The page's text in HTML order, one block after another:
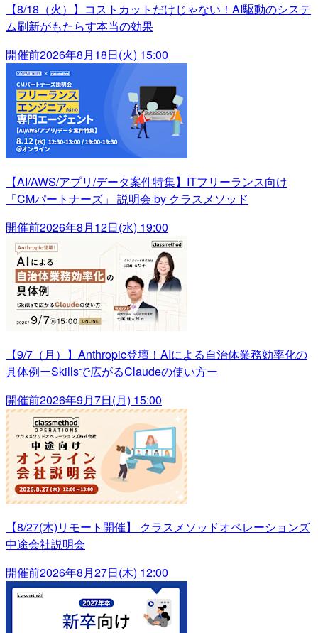
【8/18（火）】コストカットだけじゃない！AI駆動のシステ
ム刷新がもたらす本当の効果
開催前2026年8月18日(火) 15:00
【AI/AWS/アプリ/データ案件特集】ITフリーランス向け
「CMパートナーズ」 説明会 by クラスメソッド
開催前2026年8月12日(水) 19:00
【9/7（月）】Anthropic登壇！AIによる自治体業務効率化の
具体例ーSkillsで広がるClaudeの使い方ー
開催前2026年9月7日(月) 15:00
【8/27(木)リモート開催】 クラスメソッドオペレーションズ
中途会社説明会
開催前2026年8月27日(木) 12:00